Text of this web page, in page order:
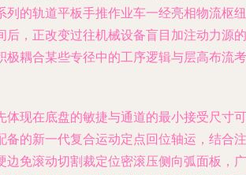
列的轨道平板手推作业车一经亮相物流枢纽
后，正改变过往机械设备盲目加注动力源的
极耦合某些专径中的工序逻辑与层高布流考
体现在底盘的敏捷与通道的最小接受尺寸可
备的新一代复合运动定点回位轴运，结合注
边免滚动切割裁定位密滚压侧向弧面板，广